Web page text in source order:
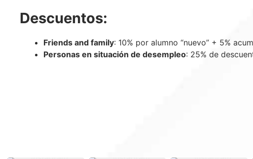
Descuentos:
Friends and family: 10% por alumno “nuevo” + 5%
Personas en situación de desempleo: 25% de